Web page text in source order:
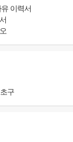
이력서
구